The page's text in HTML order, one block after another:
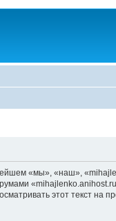
«мы», «наш»,
этот текст на